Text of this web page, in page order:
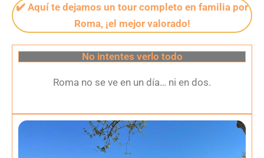
✔️ Aquí te dejamos un tour completo en familia por
Roma, ¡el mejor valorado!
No intentes verlo todo
Roma no se ve en un día… ni en dos.